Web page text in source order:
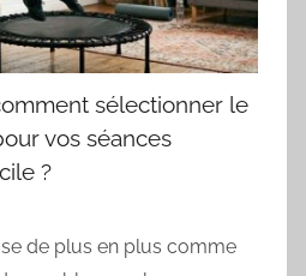
sélectionner le
vos séances
?
de plus en plus comme